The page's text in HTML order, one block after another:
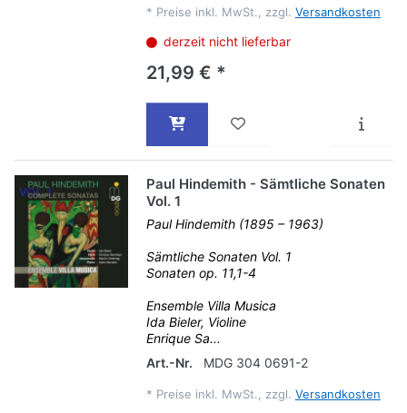
* Preise inkl. MwSt., zzgl. Versandkosten
derzeit nicht lieferbar
21,99 € *
Paul Hindemith - Sämtliche Sonaten
Vol. 1
Paul Hindemith (1895 – 1963)
Sämtliche Sonaten Vol. 1
Sonaten op. 11,1-4
Ensemble Villa Musica
Ida Bieler, Violine
Enrique Sa...
Art.-Nr.
MDG 304 0691-2
* Preise inkl. MwSt., zzgl. Versandkosten